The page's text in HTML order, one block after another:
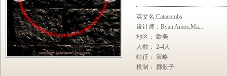
英文名:Catacombs
设计师：Ryan Amos,Ma...
地区： 欧美
人数： 2-4人
特征： 策略
机制： 掷骰子